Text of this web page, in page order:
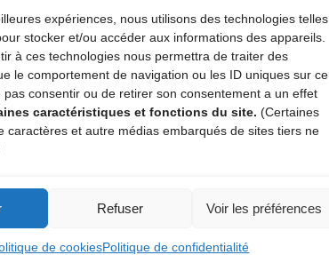
expériences, nous utilisons des technologies telles
stocker et/ou accéder aux informations des appareils.
à ces technologies nous permettra de traiter des
le comportement de navigation ou les ID uniques sur ce
pas consentir ou de retirer son consentement a un effet
caractéristiques et fonctions du site. (Certaines
caractères et autre médias embarqués de sites tiers ne
Refuser Voir les préférences
de cookiesPolitique de confidentialité
avec